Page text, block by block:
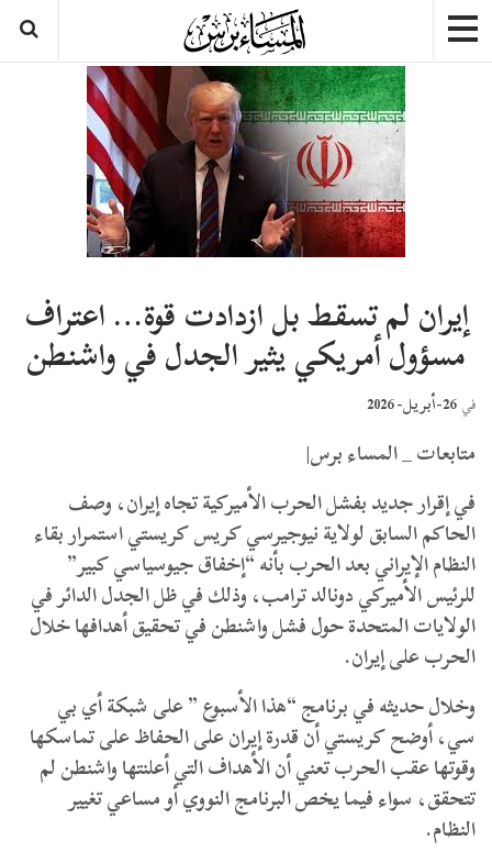
إيران لم تسقط بل ازدادت قوة… اعتراف
مسؤول أمريكي يثير الجدل في واشنطن
في 26-أبريل- 2026
متابعات _ المساء برس|
في إقرار جديد بفشل الحرب الأميركية تجاه إيران، وصف
الحاكم السابق لولاية نيوجيرسي كريس كريستي استمرار بقاء
النظام الإيراني بعد الحرب بأنه “إخفاق جيوسياسي كبير”
للرئيس الأميركي دونالد ترامب، وذلك في ظل الجدل الدائر في
الولايات المتحدة حول فشل واشنطن في تحقيق أهدافها خلال
الحرب على إيران.
وخلال حديثه في برنامج “هذا الأسبوع ” على شبكة أي بي
سي، أوضح كريستي أن قدرة إيران على الحفاظ على تماسكها
وقوتها عقب الحرب تعني أن الأهداف التي أعلنتها واشنطن لم
تتحقق، سواء فيما يخص البرنامج النووي أو مساعي تغيير
النظام.